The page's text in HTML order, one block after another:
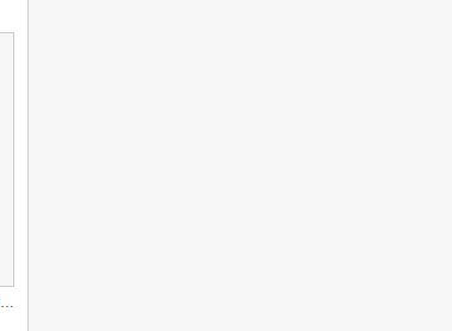
グラングリーン大阪THE NORTH RESIDENCE